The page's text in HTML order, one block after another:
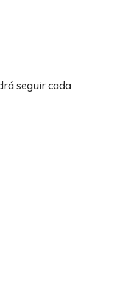
seguir cada